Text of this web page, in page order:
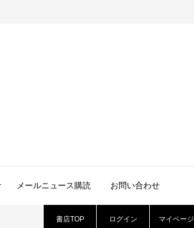
メールニュース購読 お問い合わせ
書店TOP ログイン マイページ